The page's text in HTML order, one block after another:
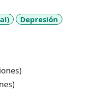
Depresión